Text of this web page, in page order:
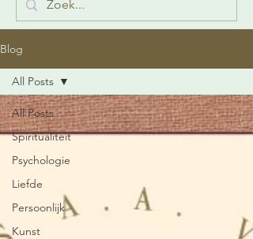
Blog
All Posts
Spiritualiteit
Psychologie
Liefde
Persoonlijk
Kunst
All Posts